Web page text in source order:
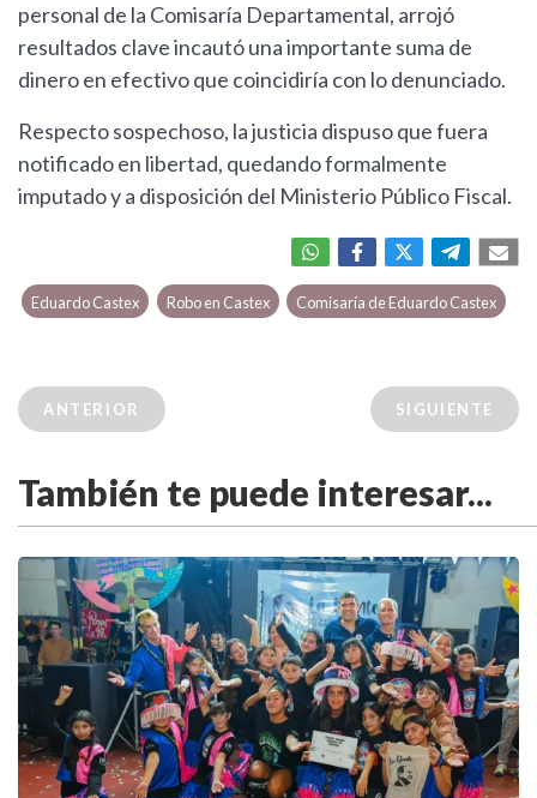
personal de la Comisaría Departamental, arrojó
resultados clave incautó una importante suma de
dinero en efectivo que coincidiría con lo denunciado.
Respecto sospechoso, la justicia dispuso que fuera
notificado en libertad, quedando formalmente
imputado y a disposición del Ministerio Público Fiscal.
Eduardo Castex Robo en Castex Comisaría de Eduardo Castex
ANTERIOR SIGUIENTE
También te puede interesar...